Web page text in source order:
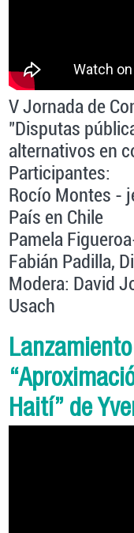
V Jornada de
"Disputas
alternativos en
Participantes:
Rocío Montes -
País en Chile
Pamela
Fabián Padilla,
Modera: David
Usach
Haití” de